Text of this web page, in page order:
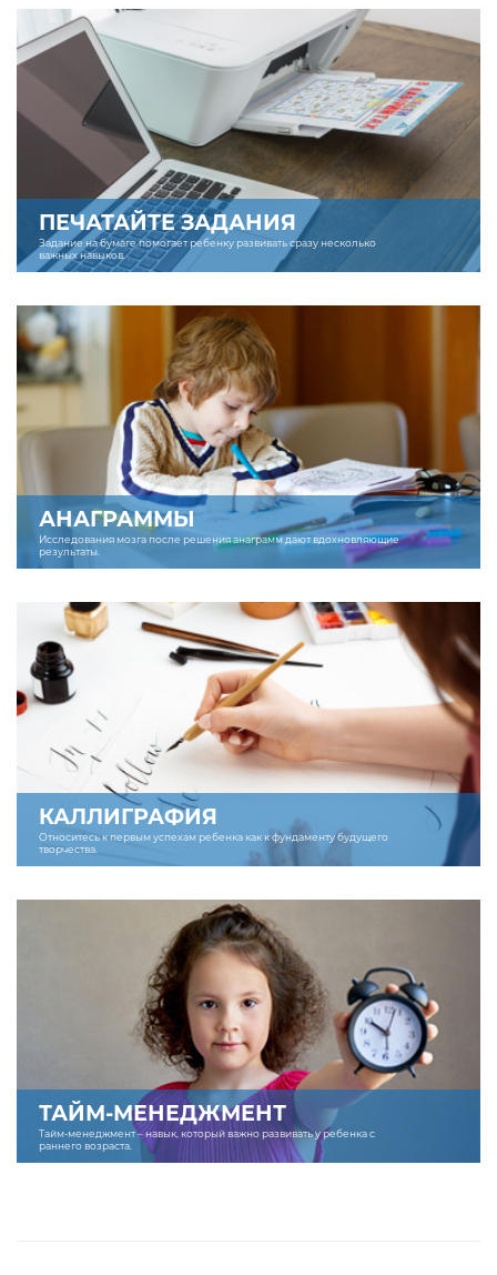
ПЕЧАТАЙТЕ ЗАДАНИЯ
Задание на бумаге помогает ребенку развивать сразу несколько
важных навыков.
АНАГРАММЫ
Исследования мозга после решения анаграмм дают вдохновляющие
результаты.
КАЛЛИГРАФИЯ
Относитесь к первым успехам ребенка как к фундаменту будущего
творчества.
ТАЙМ-МЕНЕДЖМЕНТ
Тайм-менеджмент – навык, который важно развивать у ребенка с
раннего возраста.